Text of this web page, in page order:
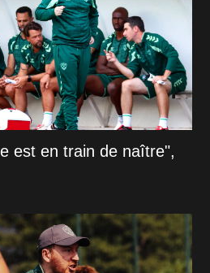
est en train de naître",